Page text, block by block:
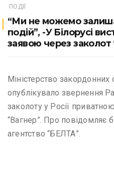
ПОДІЇ
“Ми не можемо
подій”, -У Білорусі
заявою через заколот
Міністерство закордонних
опублікувало звернення
заколоту у Росії
“Вагнер”. Про повідомляє
агентство “БЕЛТА”.